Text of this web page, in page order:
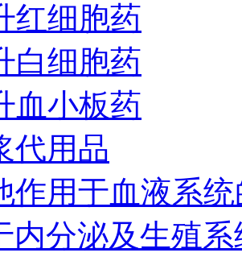
红细胞药
白细胞药
血小板药
代用品
作用于血液系
内分泌及生殖